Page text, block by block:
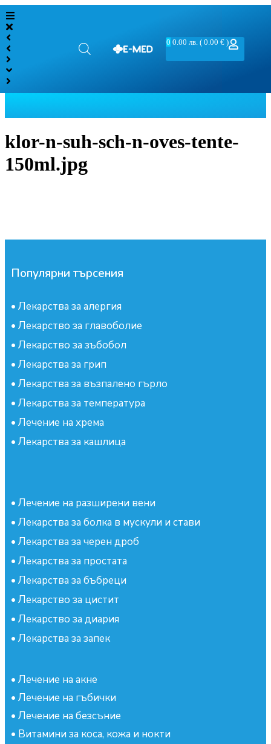
0 0.00лв. ( 0.00 € )
klor-n-suh-sch-n-oves-tente-
150ml.jpg
Популярни търсения
• Лекарства за алергия
• Лекарство за главоболие
• Лекарство за зъбобол
• Лекарства за грип
• Лекарства за възпалено гърло
• Лекарства за температура
• Лечение на хрема
• Лекарства за кашлица
• Лечение на разширени вени
• Лекарства за болка в мускули и стави
• Лекарства за черен дроб
• Лекарства за простата
• Лекарства за бъбреци
• Лекарство за цистит
• Лекарство за диария
• Лекарства за запек
• Лечение на акне
• Лечение на гъбички
• Лечение на безсъние
• Витамини за коса, кожа и нокти